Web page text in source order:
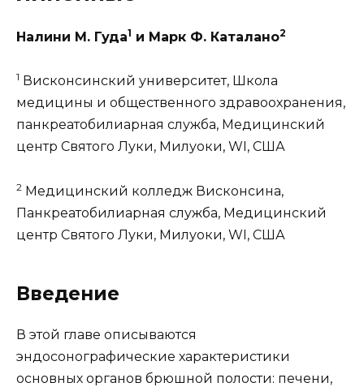
Налини М. Гуда1 и Марк Ф. Каталано2
1 Висконсинский университет, Школа
медицины и общественного здравоохранения,
панкреатобилиарная служба, Медицинский
центр Святого Луки, Милуоки, WI, США
2 Медицинский колледж Висконсина,
Панкреатобилиарная служба, Медицинский
центр Святого Луки, Милуоки, WI, США
Введение
В этой главе описываются
эндосонографические характеристики
основных органов брюшной полости: печени,